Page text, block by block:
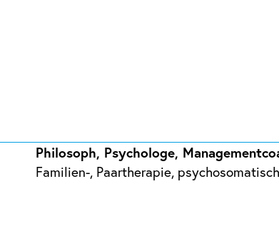
Philosoph, Psychologe,
Familien-, Paartherapie,